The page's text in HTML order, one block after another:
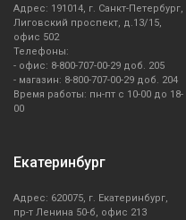
Миксеры
Мойки
Подогреватели посуды
Адрес: 191014, г. Санкт-Петербург,
Лиговский проспект, д.13/15,
офис 502
Телефоны:
- офис: 8-800-707-00-29 доб. 205
- магазин: 8-800-707-00-29 доб. 204
Время работы: пн-пт с 10-00 до 18-
00
Екатеринбург
Адрес: 620075, г. Екатеринбург,
пр-т Ленина 50-б, офис 213